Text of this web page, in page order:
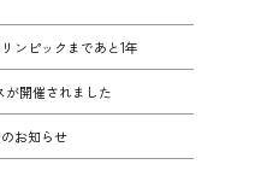
ンピックまであと1年
が開催されました
お知らせ